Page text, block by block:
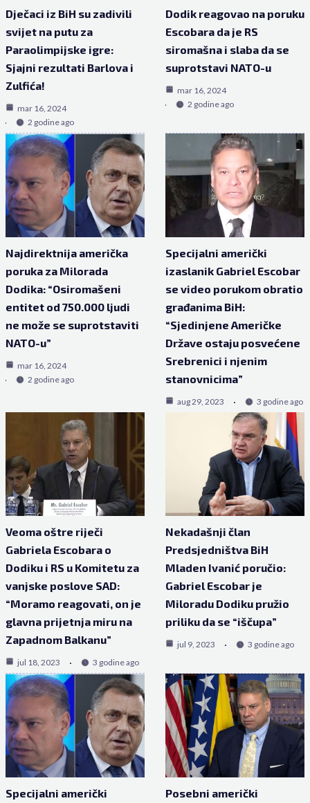
Dječaci iz BiH su zadivili
svijet na putu za
Paraolimpijske igre:
Sjajni rezultati Barlova i
Zulfića!
mar 16, 2024
2 godine ago
Dodik reagovao na poruku
Escobara da je RS
siromašna i slaba da se
suprotstavi NATO-u
mar 16, 2024
2 godine ago
Najdirektnija američka
poruka za Milorada
Dodika: “Osiromašeni
entitet od 750.000 ljudi
ne može se suprotstaviti
NATO-u”
mar 16, 2024
2 godine ago
Specijalni američki
izaslanik Gabriel Escobar
se video porukom obratio
građanima BiH:
“Sjedinjene Američke
Države ostaju posvećene
Srebrenici i njenim
stanovnicima”
aug 29, 2023 3 godine ago
Veoma oštre riječi
Gabriela Escobara o
Dodiku i RS u Komitetu za
vanjske poslove SAD:
“Moramo reagovati, on je
glavna prijetnja miru na
Zapadnom Balkanu”
jul 18, 2023 3 godine ago
Nekadašnji član
Predsjedništva BiH
Mladen Ivanić poručio:
Gabriel Escobar je
Miloradu Dodiku pružio
priliku da se “iščupa”
jul 9, 2023 3 godine ago
Specijalni američki
Posebni američki